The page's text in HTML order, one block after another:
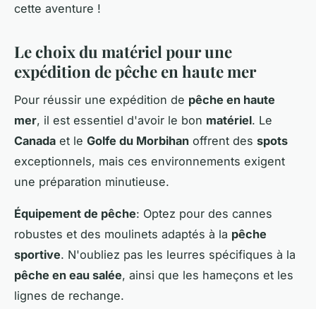
cette aventure !
Le choix du matériel pour une
expédition de pêche en haute mer
Pour réussir une expédition de pêche en haute
mer, il est essentiel d'avoir le bon matériel. Le
Canada et le Golfe du Morbihan offrent des spots
exceptionnels, mais ces environnements exigent
une préparation minutieuse.
Équipement de pêche: Optez pour des cannes
robustes et des moulinets adaptés à la pêche
sportive. N'oubliez pas les leurres spécifiques à la
pêche en eau salée, ainsi que les hameçons et les
lignes de rechange.